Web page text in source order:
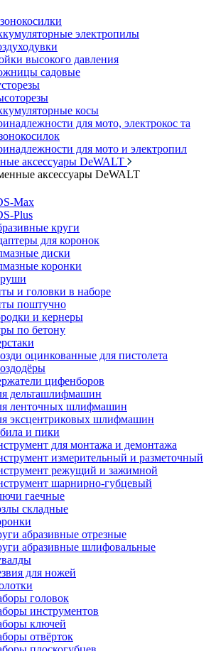
электропилы
высокого давления
садовые
косы
для мото, электрокос та
для мото и электропил
аксессуары DeWALT
аксессуары DeWALT
Max
Plus
круги
для коронок
диски
коронки
и головки в наборе
поштучно
и кернеры
по бетону
оцинкованные для пистолета
цифенборов
дельташлифмашин
ленточных шлифмашин
эксцентриковых шлифмашин
и пики
для монтажа и демонтажа
измерительный и разметочный
режущий и зажимной
шарнирно-губцевый
гаечные
складные
абразивные отрезные
абразивные шлифовальные
для ножей
головок
инструментов
ключей
отвёрток